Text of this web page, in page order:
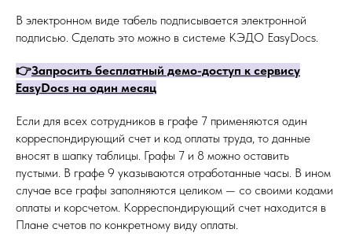
В электронном виде табель подписывается электронной
подписью. Сделать это можно в системе КЭДО EasyDocs.
👉Запросить бесплатный демо-доступ к сервису
EasyDocs на один месяц
Если для всех сотрудников в графе 7 применяются один
корреспондирующий счет и код оплаты труда, то данные
вносят в шапку таблицы. Графы 7 и 8 можно оставить
пустыми. В графе 9 указываются отработанные часы. В ином
случае все графы заполняются целиком — со своими кодами
оплаты и корсчетом. Корреспондирующий счет находится в
Плане счетов по конкретному виду оплаты.